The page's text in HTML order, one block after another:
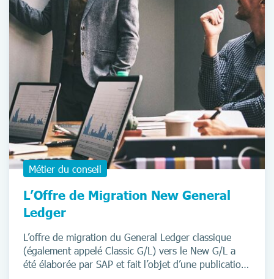
Métier du conseil
L’Offre de Migration New General
Ledger
L’offre de migration du General Ledger classique
(également appelé Classic G/L) vers le New G/L a
été élaborée par SAP et fait l’objet d’une publication